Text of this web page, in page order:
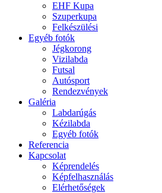
EHF Kupa
Szuperkupa
Felkészülési
Egyéb fotók
Jégkorong
Vizilabda
Futsal
Autósport
Rendezvények
Galéria
Labdarúgás
Kézilabda
Egyéb fotók
Referencia
Kapcsolat
Képrendelés
Képfelhasználás
Elérhetőségek